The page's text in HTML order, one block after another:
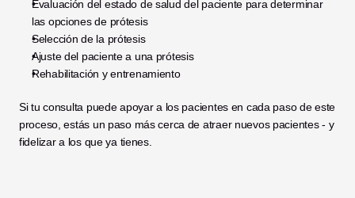
Evaluación del estado de salud del paciente para determinar
las opciones de prótesis
Selección de la prótesis
Ajuste del paciente a una prótesis
Rehabilitación y entrenamiento
Si tu consulta puede apoyar a los pacientes en cada paso de este
proceso, estás un paso más cerca de atraer nuevos pacientes - y
fidelizar a los que ya tienes.